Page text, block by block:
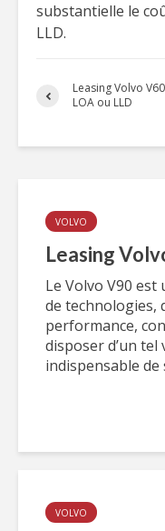
substantielle le
LLD.
Leasing Volvo
LOA ou LLD
VOLVO
Leasing
Le Volvo V90
de technologies,
performance,
disposer d’un tel
indispensable
VOLVO